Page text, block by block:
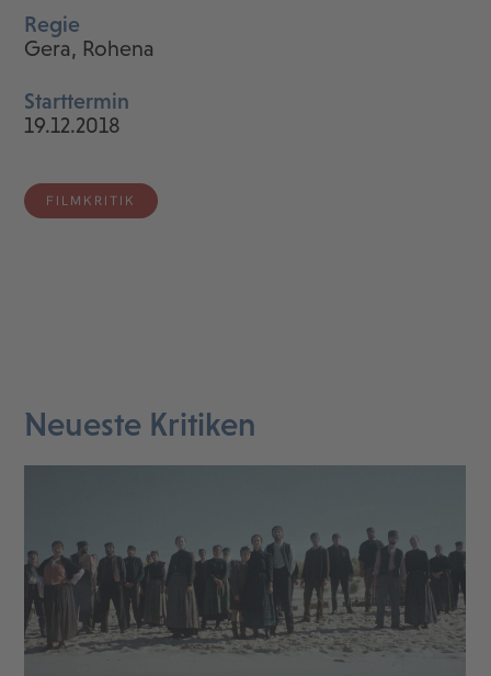
Regie
Gera, Rohena
Starttermin
19.12.2018
FILMKRITIK
Neueste Kritiken